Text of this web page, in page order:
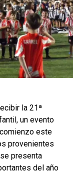
la 21ª
un evento
este
provenientes
presenta
del año